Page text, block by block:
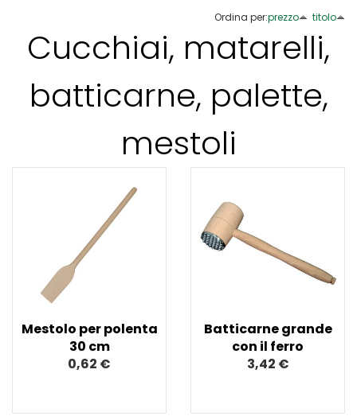
Ordina per:prezzo titolo
Cucchiai, matarelli,
batticarne, palette,
mestoli
Mestolo per polenta
30 cm
0,62 €
Batticarne grande
con il ferro
3,42 €